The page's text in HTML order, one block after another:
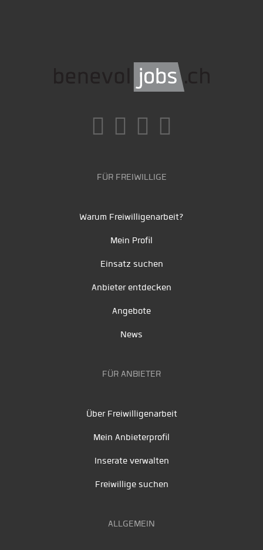
FÜR FREIWILLIGE
Warum Freiwilligenarbeit?
Mein Profil
Einsatz suchen
Anbieter entdecken
Angebote
News
FÜR ANBIETER
Über Freiwilligenarbeit
Mein Anbieterprofil
Inserate verwalten
Freiwillige suchen
ALLGEMEIN